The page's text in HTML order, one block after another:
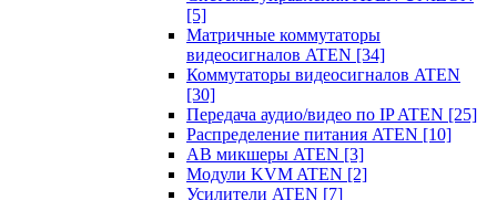
[5]
Матричные коммутаторы
видеосигналов ATEN [34]
Коммутаторы видеосигналов ATEN
[30]
Передача аудио/видео по IP ATEN [25]
Распределение питания ATEN [10]
АВ микшеры ATEN [3]
Модули KVM ATEN [2]
Усилители ATEN [7]